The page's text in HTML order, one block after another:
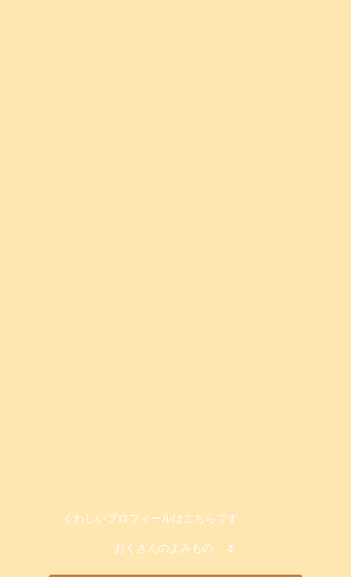
くわしいプロフィールはこちらです
おくさんのよみもの 🌷